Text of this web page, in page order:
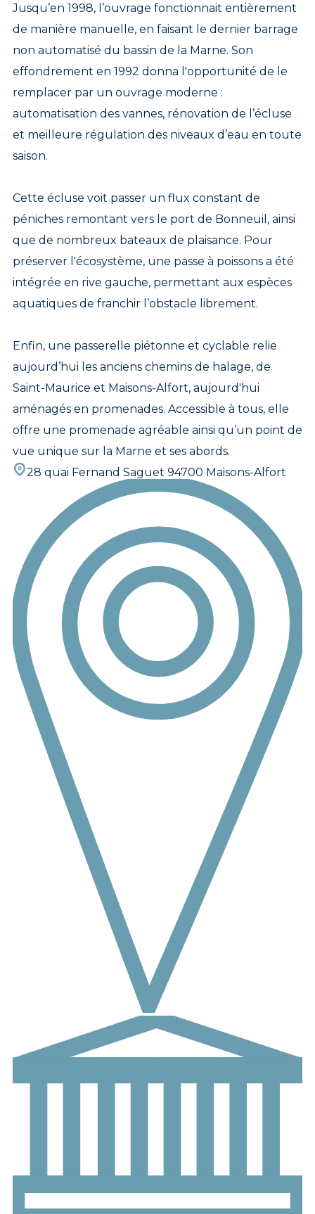
Jusqu’en 1998, l’ouvrage fonctionnait entièrement
de manière manuelle, en faisant le dernier barrage
non automatisé du bassin de la Marne. Son
effondrement en 1992 donna l'opportunité de le
remplacer par un ouvrage moderne :
automatisation des vannes, rénovation de l’écluse
et meilleure régulation des niveaux d’eau en toute
saison.
Cette écluse voit passer un flux constant de
péniches remontant vers le port de Bonneuil, ainsi
que de nombreux bateaux de plaisance. Pour
préserver l'écosystème, une passe à poissons a été
intégrée en rive gauche, permettant aux espèces
aquatiques de franchir l’obstacle librement.
Enfin, une passerelle piétonne et cyclable relie
aujourd’hui les anciens chemins de halage, de
Saint-Maurice et Maisons-Alfort, aujourd'hui
aménagés en promenades. Accessible à tous, elle
offre une promenade agréable ainsi qu’un point de
vue unique sur la Marne et ses abords.
28 quai Fernand Saguet 94700 Maisons-Alfort